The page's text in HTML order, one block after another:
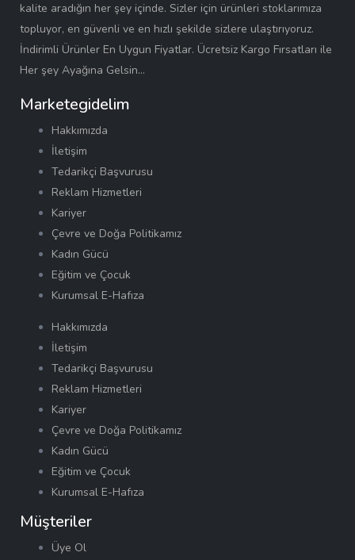
kalite aradığın her şey içinde. Sizler için ürünleri stoklarımıza
topluyor, en güvenli ve en hızlı şekilde sizlere ulaştırıyoruz.
İndirimli Ürünler En Uygun Fiyatlar. Ücretsiz Kargo Fırsatları ile
Her şey Ayağına Gelsin…
Marketegidelim
Hakkımızda
İletişim
Tedarikçi Başvurusu
Reklam Hizmetleri
Kariyer
Çevre ve Doğa Politikamız
Kadın Gücü
Eğitim ve Çocuk
Kurumsal E-Hafıza
Hakkımızda
İletişim
Tedarikçi Başvurusu
Reklam Hizmetleri
Kariyer
Çevre ve Doğa Politikamız
Kadın Gücü
Eğitim ve Çocuk
Kurumsal E-Hafıza
Müşteriler
Üye Ol